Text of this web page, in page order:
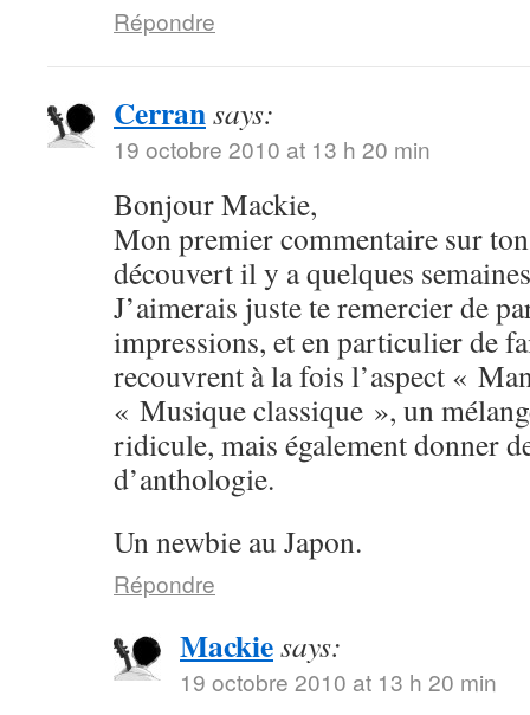
Répondre
Cerransays:
19 octobre 2010 at 13 h 20 min
Bonjour Mackie,
Mon premier commentaire sur
découvert il y a quelques
J’aimerais juste te remercier de
impressions, et en particulier de
recouvrent à la fois l’aspect «
« Musique classique », un
ridicule, mais également donner
d’anthologie.
Un newbie au Japon.
Répondre
Mackiesays:
19 octobre 2010 at 13 h 20 min